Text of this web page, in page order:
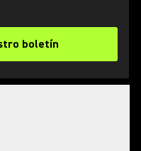
boletín